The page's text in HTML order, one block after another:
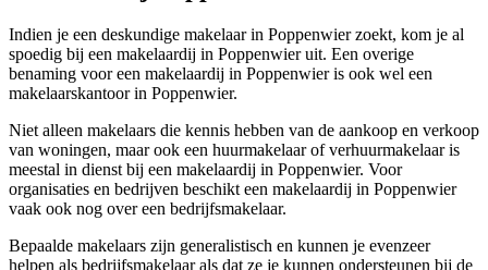
Indien je een deskundige makelaar in Poppenwier zoekt, kom je al
spoedig bij een makelaardij in Poppenwier uit. Een overige
benaming voor een makelaardij in Poppenwier is ook wel een
makelaarskantoor in Poppenwier.
Niet alleen makelaars die kennis hebben van de aankoop en verkoop
van woningen, maar ook een huurmakelaar of verhuurmakelaar is
meestal in dienst bij een makelaardij in Poppenwier. Voor
organisaties en bedrijven beschikt een makelaardij in Poppenwier
vaak ook nog over een bedrijfsmakelaar.
Bepaalde makelaars zijn generalistisch en kunnen je evenzeer
helpen als bedrijfsmakelaar als dat ze je kunnen ondersteunen bij de